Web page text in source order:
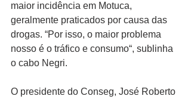
maior incidência em Motuca,
geralmente praticados por causa das
drogas. “Por isso, o maior problema
nosso é o tráfico e consumo“, sublinha
o cabo Negri.
O presidente do Conseg, José Roberto